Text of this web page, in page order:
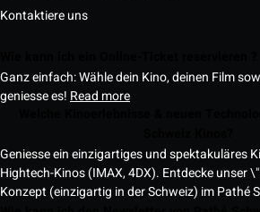
Kontaktiere uns
Ganz einfach: Wähle dein Kino, deinen Film
geniesse es! Read more
Geniesse ein einzigartiges und spektakuläres
Hightech-Kinos (IMAX, 4DX). Entdecke unser
Konzept (einzigartig in der Schweiz) im Pathé